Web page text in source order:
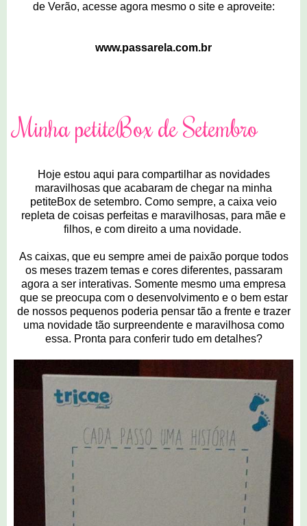
de Verão, acesse agora mesmo o site e aproveite:
www.passarela.com.br
Minha petiteBox de Setembro
Hoje estou aqui para compartilhar as novidades
maravilhosas que acabaram de chegar na minha
petiteBox de setembro. Como sempre, a caixa veio
repleta de coisas perfeitas e maravilhosas, para mãe e
filhos, e com direito a uma novidade.
As caixas, que eu sempre amei de paixão porque todos
os meses trazem temas e cores diferentes, passaram
agora a ser interativas. Somente mesmo uma empresa
que se preocupa com o desenvolvimento e o bem estar
de nossos pequenos poderia pensar tão a frente e trazer
uma novidade tão surpreendente e maravilhosa como
essa. Pronta para conferir tudo em detalhes?